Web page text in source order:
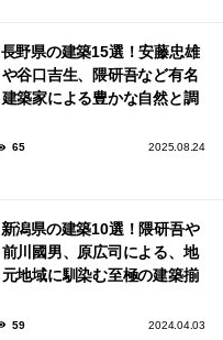
長野県の建築15選！安藤忠雄
や谷口吉生、隈研吾など有名
建築家による豊かな自然と調
65 2025.08.24
新潟県の建築10選！隈研吾や
前川國男、原広司による、地
元地域に馴染む至極の建築揃
59 2024.04.03